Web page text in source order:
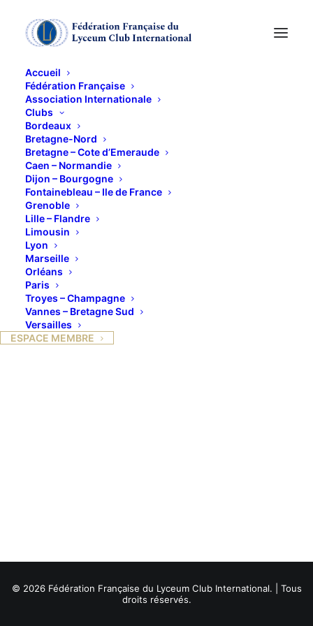
Accueil
Fédération Française
Association Internationale
Clubs
Bordeaux
Bretagne-Nord
Bretagne – Cote d’Emeraude
Caen – Normandie
Dijon – Bourgogne
Fontainebleau – Ile de France
Grenoble
Lille – Flandre
Limousin
Lyon
Marseille
Orléans
Paris
Troyes – Champagne
Vannes – Bretagne Sud
Versailles
ESPACE MEMBRE
© 2026 Fédération Française du Lyceum Club International. | Tous
droits réservés.